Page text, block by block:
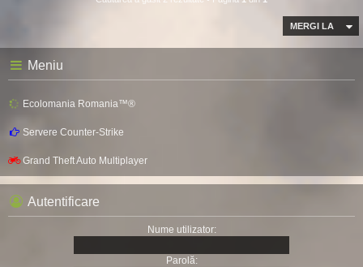
MERGI LA
Meniu
Ecolomania Romania™®
Servere Counter-Strike
Grand Theft Auto Multiplayer
Autentificare
Nume utilizator:
Parolă: